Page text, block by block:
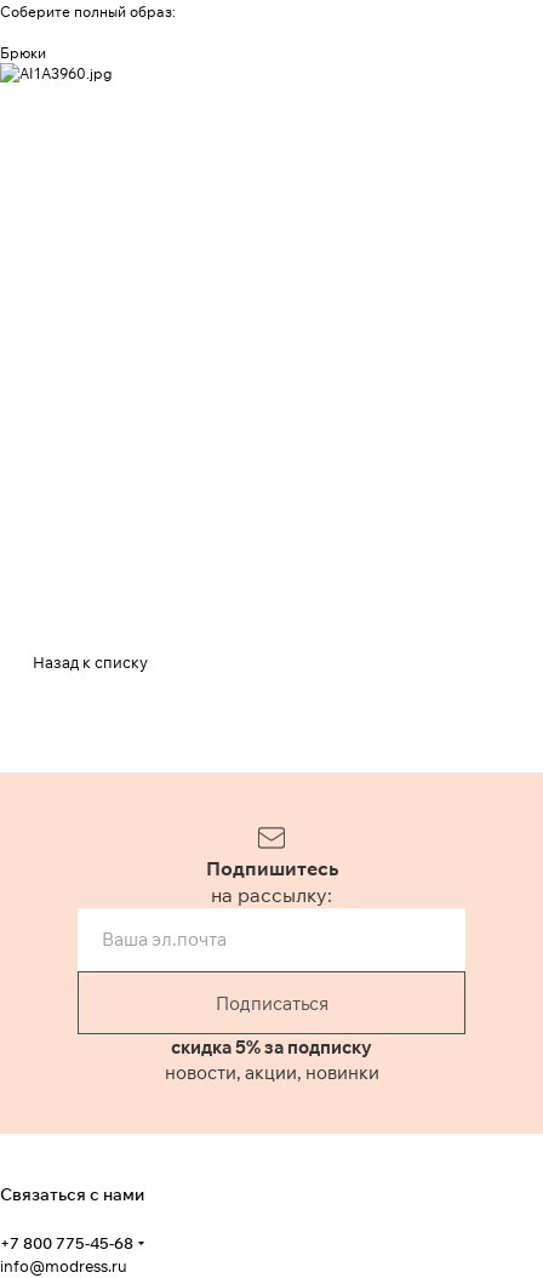
Соберите полный образ:
Брюки
Назад к списку
Подпишитесь
на рассылку:
Подписаться
скидка 5% за подписку
новости, акции, новинки
Связаться с нами
+7 800 775-45-68
info@modress.ru